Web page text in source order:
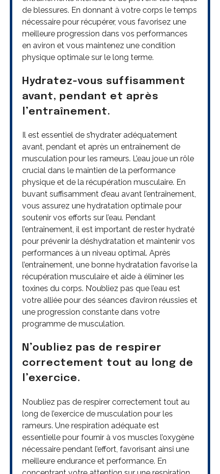
de blessures. En donnant à votre corps le temps
nécessaire pour récupérer, vous favorisez une
meilleure progression dans vos performances
en aviron et vous maintenez une condition
physique optimale sur le long terme.
Hydratez-vous suffisamment
avant, pendant et après
l’entraînement.
Il est essentiel de s’hydrater adéquatement
avant, pendant et après un entraînement de
musculation pour les rameurs. L’eau joue un rôle
crucial dans le maintien de la performance
physique et de la récupération musculaire. En
buvant suffisamment d’eau avant l’entraînement,
vous assurez une hydratation optimale pour
soutenir vos efforts sur l’eau. Pendant
l’entraînement, il est important de rester hydraté
pour prévenir la déshydratation et maintenir vos
performances à un niveau optimal. Après
l’entraînement, une bonne hydratation favorise la
récupération musculaire et aide à éliminer les
toxines du corps. N’oubliez pas que l’eau est
votre alliée pour des séances d’aviron réussies et
une progression constante dans votre
programme de musculation.
N’oubliez pas de respirer
correctement tout au long de
l’exercice.
N’oubliez pas de respirer correctement tout au
long de l’exercice de musculation pour les
rameurs. Une respiration adéquate est
essentielle pour fournir à vos muscles l’oxygène
nécessaire pendant l’effort, favorisant ainsi une
meilleure endurance et performance. En